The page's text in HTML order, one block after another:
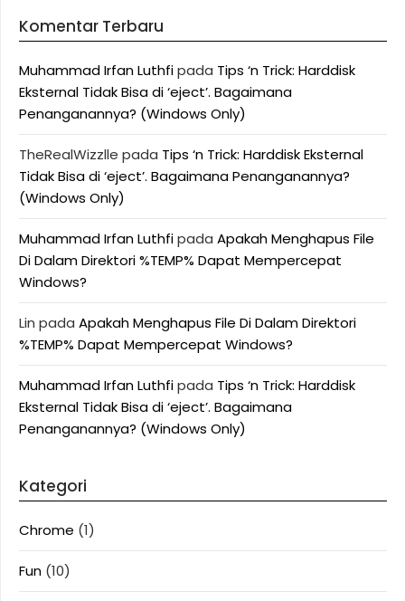
Komentar Terbaru
Muhammad Irfan Luthfipada Tips ‘n Trick: Harddisk
Eksternal Tidak Bisa di ‘eject’. Bagaimana
Penanganannya? (Windows Only)
TheRealWizzlle pada Tips ‘n Trick: Harddisk Eksternal
Tidak Bisa di ‘eject’. Bagaimana Penanganannya?
(Windows Only)
Muhammad Irfan Luthfipada Apakah Menghapus File
Di Dalam Direktori %TEMP% Dapat Mempercepat
Windows?
Lin pada Apakah Menghapus File Di Dalam Direktori
%TEMP% Dapat Mempercepat Windows?
Muhammad Irfan Luthfipada Tips ‘n Trick: Harddisk
Eksternal Tidak Bisa di ‘eject’. Bagaimana
Penanganannya? (Windows Only)
Kategori
Chrome (1)
Fun (10)